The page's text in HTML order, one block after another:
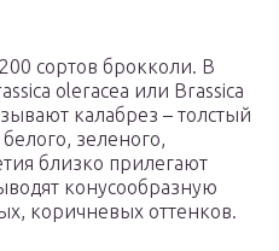
сортов брокколи. В
oleracea или Brassica
калабрез – толстый
зеленого,
близко прилегают
конусообразную
коричневых оттенков.